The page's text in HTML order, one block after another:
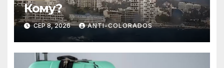
Кому?
СЕР 8, 2026 ANTI-COLORADOS